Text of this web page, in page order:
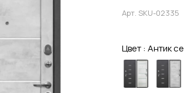
Арт. SKU-02335
Цвет : Антик